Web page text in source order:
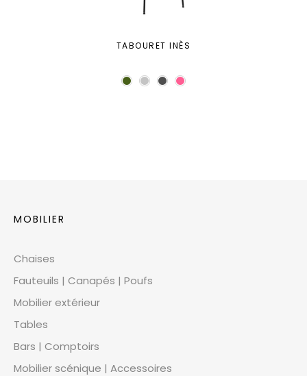
TABOURET INÈS
MOBILIER
Chaises
Fauteuils | Canapés | Poufs
Mobilier extérieur
Tables
Bars | Comptoirs
Mobilier scénique | Accessoires